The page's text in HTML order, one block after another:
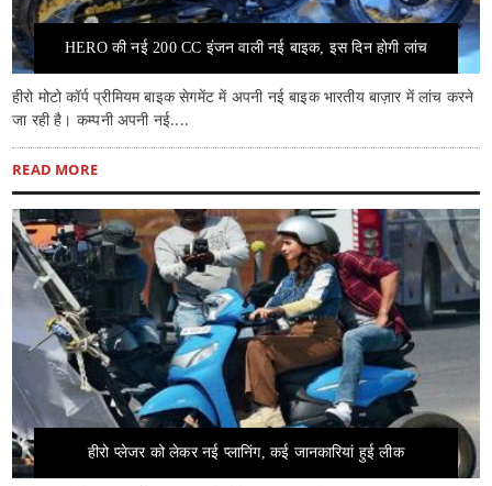
HERO की नई 200 CC इंजन वाली नई बाइक, इस दिन होगी लांच
हीरो मोटो कॉर्प प्रीमियम बाइक सेगमेंट में अपनी नई बाइक भारतीय बाज़ार में लांच करने
जा रही है। कम्पनी अपनी नई....
READ MORE
हीरो प्लेजर को लेकर नई प्लानिंग, कई जानकारियां हुई लीक